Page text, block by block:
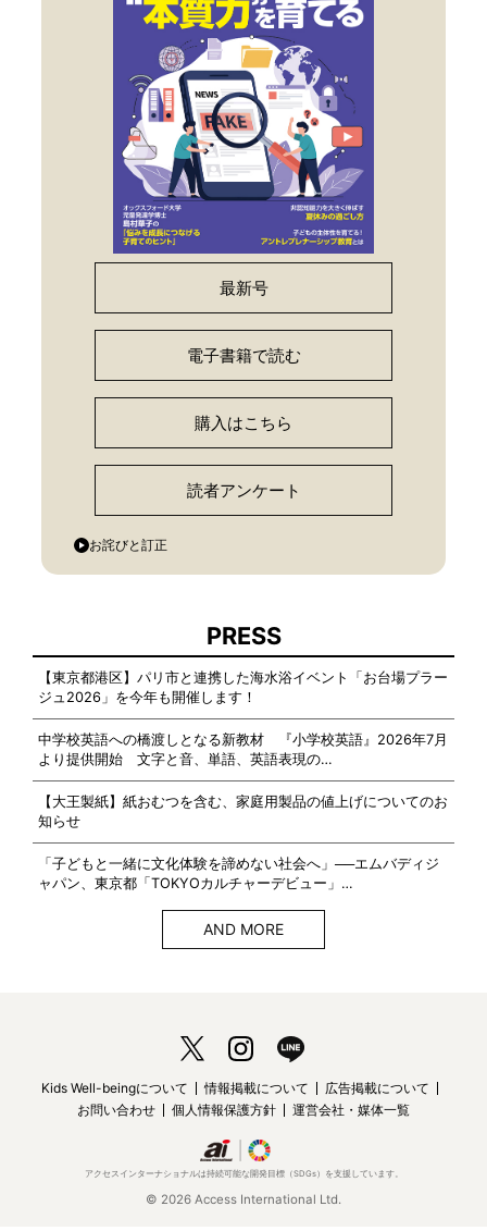
最新号
電子書籍で読む
購入はこちら
読者アンケート
お詫びと訂正
PRESS
【東京都港区】パリ市と連携した海水浴イベント「お台場プラー
ジュ2026」を今年も開催します！
中学校英語への橋渡しとなる新教材 『小学校英語』2026年7月
より提供開始 文字と音、単語、英語表現の…
【大王製紙】紙おむつを含む、家庭用製品の値上げについてのお
知らせ
「子どもと一緒に文化体験を諦めない社会へ」──エムバディジ
ャパン、東京都「TOKYOカルチャーデビュー」…
AND MORE
Kids Well-beingについて 情報掲載について
広告掲載について
お問い合わせ
個人情報保護方針 運営会社・媒体一覧
アクセスインターナショナルは持続可能な開発目標（SDGs）を支援しています。
© 2026 Access International Ltd.